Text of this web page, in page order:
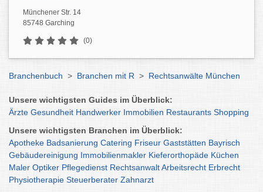
Münchener Str. 14
85748 Garching
(0)
Branchenbuch > Branchen mit R > Rechtsanwälte München
Unsere wichtigsten Guides im Überblick:
Ärzte Gesundheit Handwerker Immobilien Restaurants Shopping
Unsere wichtigsten Branchen im Überblick:
Apotheke Badsanierung Catering Friseur Gaststätten Bayrisch
Gebäudereinigung Immobilienmakler Kieferorthopäde Küchen
Maler Optiker Pflegedienst RechtsanwaltArbeitsrecht Erbrecht
Physiotherapie Steuerberater Zahnarzt